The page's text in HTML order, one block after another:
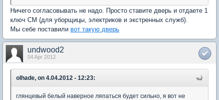
Ничего согласовывать не надо. Просто ставите дверь и отдаете 1
ключ СМ (для уборщицы, электриков и экстренных служб).
Мы себе поставили вот такую дверь
undwood2
04 Apr 2012
olhade, on 4.04.2012 - 12:23:
глянцевый белый наверное ляпаться будет сильно, я вот не